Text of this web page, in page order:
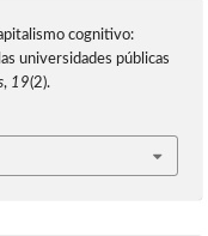
cognitivo:
universidades públicas
, 19(2).